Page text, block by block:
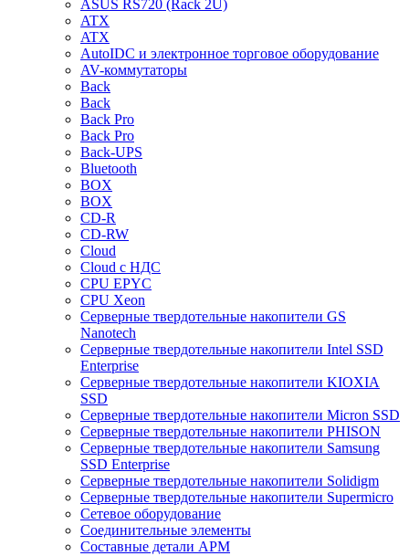
ASUS RS720 (Rack 2U)
ATX
ATX
AutoIDC и электронное торговое оборудование
AV-коммутаторы
Back
Back
Back Pro
Back Pro
Back-UPS
Bluetooth
BOX
BOX
CD-R
CD-RW
Cloud
Cloud с НДС
CPU EPYC
CPU Xeon
Cерверные твердотельные накопители GS
Nanotech
Cерверные твердотельные накопители Intel SSD
Enterprise
Cерверные твердотельные накопители KIOXIA
SSD
Cерверные твердотельные накопители Micron SSD
Cерверные твердотельные накопители PHISON
Cерверные твердотельные накопители Samsung
SSD Enterprise
Cерверные твердотельные накопители Solidigm
Cерверные твердотельные накопители Supermicro
Cетевое оборудование
Cоединительные элементы
Cоставные детали АРМ